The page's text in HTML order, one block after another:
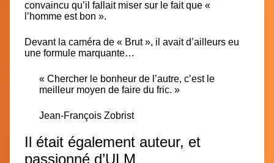
convaincu qu’il fallait miser sur le fait que «
l’homme est bon ».
Devant la caméra de « Brut », il avait d’ailleurs eu
une formule marquante…
« Chercher le bonheur de l’autre, c’est le
meilleur moyen de faire du fric. »
Jean-François Zobrist
Il était également auteur, et
passionné d’ULM